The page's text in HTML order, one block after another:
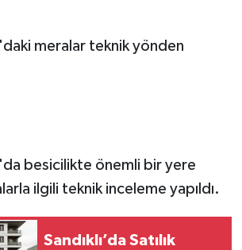
meralar teknik yönden
besicilikte önemli bir yere
ilgili teknik inceleme yapıldı.
Sandıklı’da Satılık